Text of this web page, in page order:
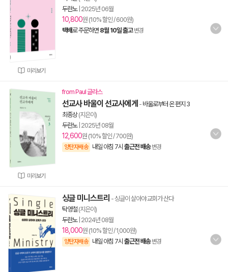
미리보기
두란노| 2025년 06월
10,800원 (10% 할인 / 600원)
택배로 주문하면 8월 10일 출고 변경
미리보기
from Paul 글라스
선교사 바울이 선교사에게 - 바울로부터 온 편지 3
최종상(지은이)
두란노| 2025년 08월
12,600원 (10% 할인 / 700원)
양탄자배송 내일 아침 7시 출근전 배송 변경
싱글 미니스트리 - 싱글이 살아야 교회가 산다
탁영철 (지은이)
두란노| 2024년 08월
18,000원 (10% 할인 / 1,000원)
양탄자배송 내일 아침 7시 출근전 배송 변경